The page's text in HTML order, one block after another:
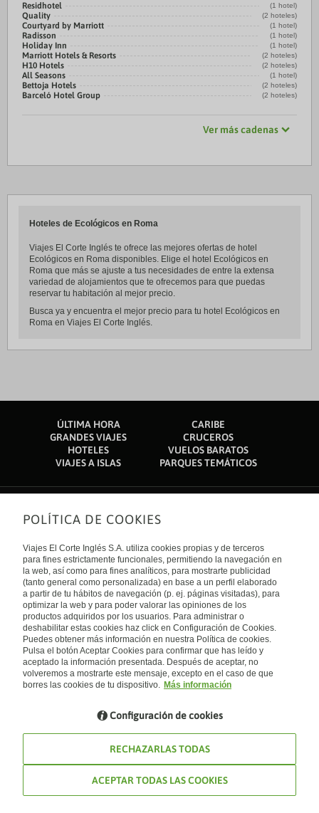
Residhotel (1 hotel)
Quality (2 hoteles)
Courtyard by Marriott (1 hotel)
Radisson (1 hotel)
Holiday Inn (1 hotel)
Marriott Hotels & Resorts (2 hoteles)
H10 Hotels (2 hoteles)
All Seasons (1 hotel)
Bettoja Hotels (2 hoteles)
Barceló Hotel Group (2 hoteles)
Ver más cadenas
Hoteles de Ecológicos en Roma
Viajes El Corte Inglés te ofrece las mejores ofertas de hotel
Ecológicos en Roma disponibles. Elige el hotel Ecológicos en
Roma que más se ajuste a tus necesidades de entre la extensa
variedad de alojamientos que te ofrecemos para que puedas
reservar tu habitación al mejor precio.
Busca ya y encuentra el mejor precio para tu hotel Ecológicos en
Roma en Viajes El Corte Inglés.
ÚLTIMA HORA
CARIBE
GRANDES VIAJES
CRUCEROS
HOTELES
VUELOS BARATOS
VIAJES A ISLAS
PARQUES TEMÁTICOS
Sobre nosotros
Quiénes somos
Financiación
Sostenibilidad
Turismo accesible
Tarjeta El Corte Inglés
Trabaja con nosotros
El Corte Inglés
Canal Ético
Enlaces de interés
Guías de viaje
Catálogos
Auto check-in
Condiciones Generales
Política de privacidad
Política de cookies
Accesibilidad
Empresas/ Grupos
Internacional
España
Visita nuestro blog
Blog de Viajes el Corte inglés
POLÍTICA DE COOKIES
Viajes El Corte Inglés S.A. utiliza cookies propias y de terceros
para fines estrictamente funcionales, permitiendo la navegación en
la web, así como para fines analíticos, para mostrarte publicidad
(tanto general como personalizada) en base a un perfil elaborado
a partir de tu hábitos de navegación (p. ej. páginas visitadas), para
optimizar la web y para poder valorar las opiniones de los
productos adquiridos por los usuarios. Para administrar o
deshabilitar estas cookies haz click en Configuración de Cookies.
Puedes obtener más información en nuestra Política de cookies.
Pulsa el botón Aceptar Cookies para confirmar que has leído y
aceptado la información presentada. Después de aceptar, no
volveremos a mostrarte este mensaje, excepto en el caso de que
borres las cookies de tu dispositivo. Más información
Configuración de cookies
RECHAZARLAS TODAS
ACEPTAR TODAS LAS COOKIES